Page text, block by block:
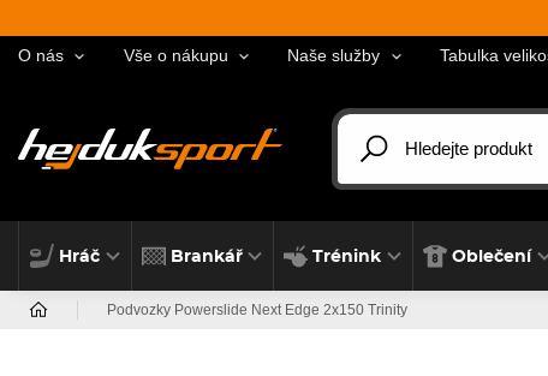
O nás Vše o nákupu Naše služby Tabulka
Hráč Brankář Trénink Oblečení
Podvozky Powerslide Next Edge 2x150 Trinity